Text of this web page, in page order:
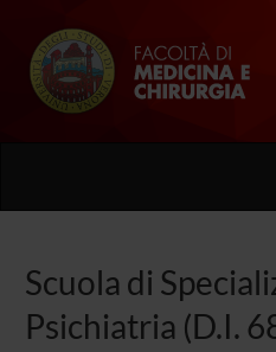
Scuola di
Psichiatria (D.I.